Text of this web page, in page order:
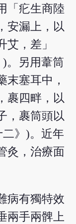
「疕生商陸
安漏上，以
，差」
)。另用葦筒
末塞耳中，
裹四畔，以
，裹筒頭以
二》)。近年
灸，治療面
病有獨特效
兩手兩髀上